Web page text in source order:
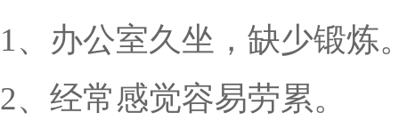
1、办公室久坐，缺少锻炼
2、经常感觉容易劳累。